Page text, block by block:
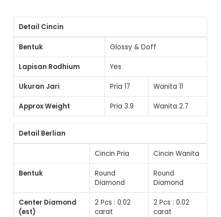
Detail Cincin
Bentuk Glossy & Doff
Lapisan Rodhium Yes
Ukuran Jari Pria17 Wanita11
Approx Weight Pria3.9 Wanita2.7
Detail Berlian
Cincin Pria Cincin Wanita
Bentuk
Round
Diamond
Round
Diamond
Center Diamond
(est)
2 Pcs : 0.02
carat
2 Pcs : 0.02
carat